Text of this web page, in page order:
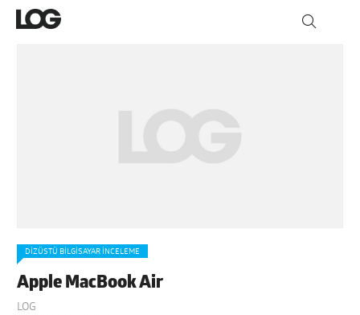
DIZÜSTÜ BILGISAYAR İNCELEME
Apple MacBook Air
LOG